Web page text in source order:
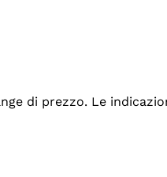
di prezzo. Le